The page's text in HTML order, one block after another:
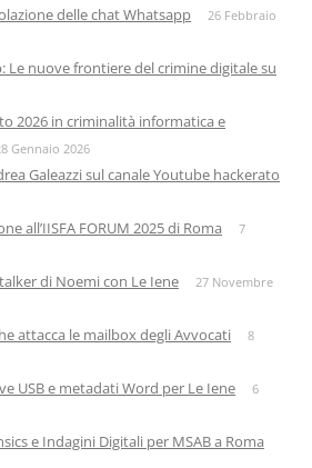
delle chat Whatsapp
26 Febbraio
Le nuove frontiere del crimine digitale su
2026 in criminalità informatica e
Gennaio 2026
Galeazzi sul canale Youtube hackerato
all’IISFA FORUM 2025 di Roma
7
di Noemi con Le Iene
27 Novembre
attacca le mailbox degli Avvocati
8
USB e metadati Word per Le Iene
6
e Indagini Digitali per MSAB a Roma